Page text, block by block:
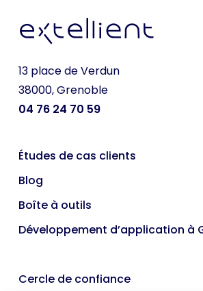
13 place de Verdun
38000, Grenoble
04 76 24 70 59
Études de cas clients
Blog
Boîte à outils
Développement d’application à
Cercle de confiance